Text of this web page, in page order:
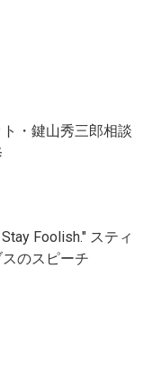
・鍵山秀三郎相談
Foolish." スティ
のスピーチ